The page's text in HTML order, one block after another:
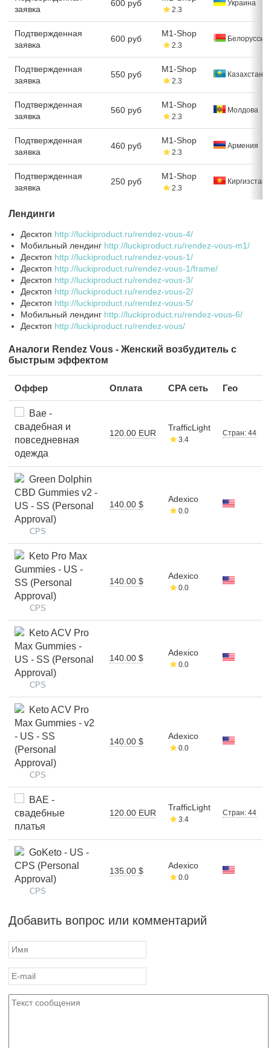
заявка
600 руб
2.3
Украина
Подтвержденная
заявка
600 руб
M1-Shop
2.3
Белоруссия
Подтвержденная
заявка
550 руб
M1-Shop
2.3
Казахстан
Подтвержденная
заявка
560 руб
M1-Shop
2.3
Молдова
Подтвержденная
заявка
460 руб
M1-Shop
2.3
Армения
Подтвержденная
заявка
250 руб
M1-Shop
2.3
Киргизстан
Лендинги
Десктоп http://luckiproduct.ru/rendez-vous-4/
Мобильный лендинг http://luckiproduct.ru/rendez-vous-m1/
Десктоп http://luckiproduct.ru/rendez-vous-1/
Десктоп http://luckiproduct.ru/rendez-vous-1/frame/
Десктоп http://luckiproduct.ru/rendez-vous-3/
Десктоп http://luckiproduct.ru/rendez-vous-2/
Десктоп http://luckiproduct.ru/rendez-vous-5/
Мобильный лендинг http://luckiproduct.ru/rendez-vous-6/
Десктоп http://luckiproduct.ru/rendez-vous/
Аналоги Rendez Vous - Женский возбудитель с
быстрым эффектом
Оффер Оплата CPA сеть Гео
Bae -
свадебная и
повседневная
одежда
120.00 EUR
TrafficLight
3.4
Стран: 44
Green Dolphin
CBD Gummies v2 -
US - SS (Personal
Approval)
CPS
140.00 $
Adexico
0.0
Keto Pro Max
Gummies - US -
SS (Personal
Approval)
CPS
140.00 $
Adexico
0.0
Keto ACV Pro
Max Gummies -
US - SS (Personal
Approval)
CPS
140.00 $
Adexico
0.0
Keto ACV Pro
Max Gummies - v2
- US - SS
(Personal
Approval)
CPS
140.00 $
Adexico
0.0
BAE -
свадебные
платья
120.00 EUR
TrafficLight
3.4
Стран: 44
GoKeto - US -
CPS (Personal
Approval)
CPS
135.00 $
Adexico
0.0
Добавить вопрос или комментарий